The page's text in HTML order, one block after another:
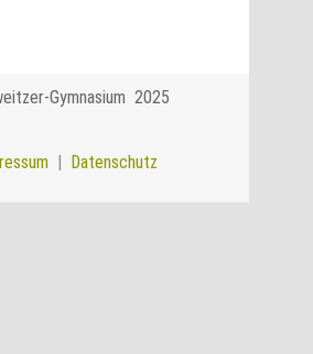
Gymnasium 2025
| Datenschutz